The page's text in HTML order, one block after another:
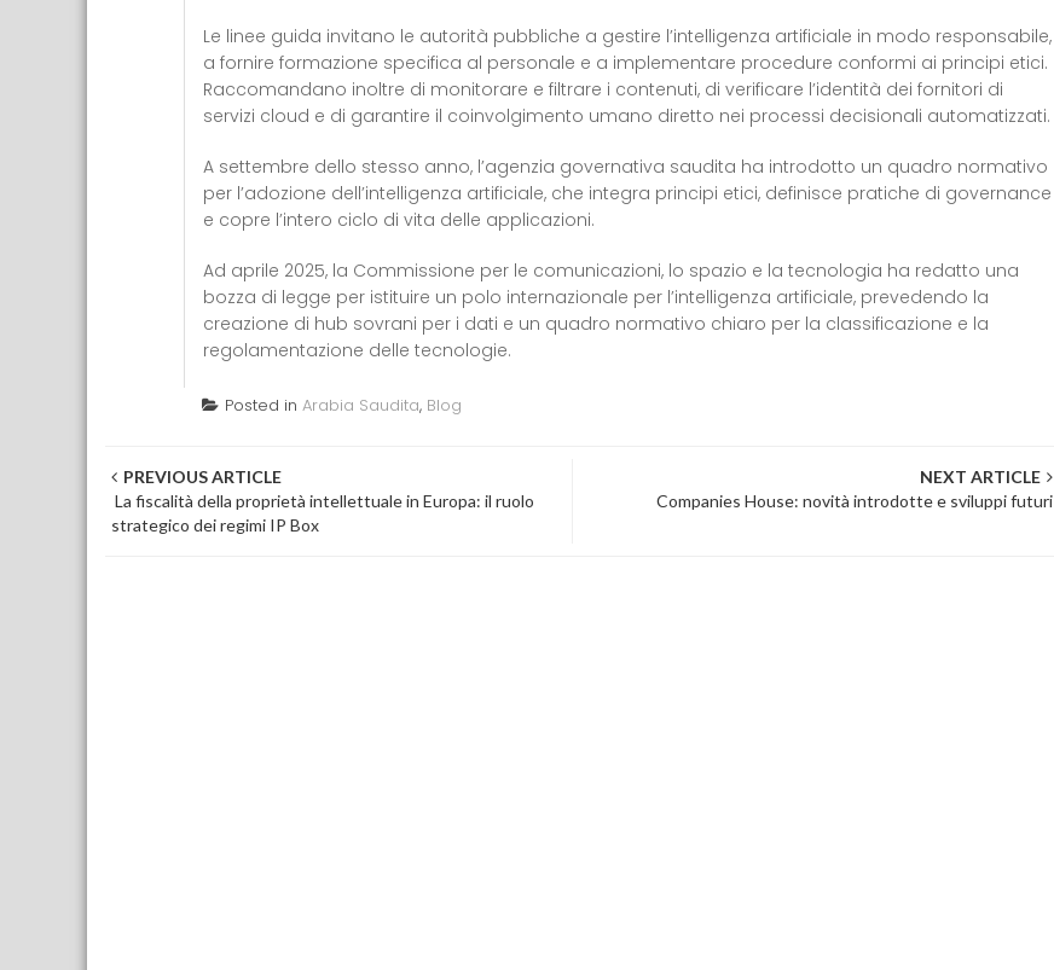
Le linee guida invitano le autorità pubbliche a gestire l’intelligenza artificiale in modo responsabile,
a fornire formazione specifica al personale e a implementare procedure conformi ai principi etici.
Raccomandano inoltre di monitorare e filtrare i contenuti, di verificare l’identità dei fornitori di
servizi cloud e di garantire il coinvolgimento umano diretto nei processi decisionali automatizzati.
A settembre dello stesso anno, l’agenzia governativa saudita ha introdotto un quadro normativo
per l’adozione dell’intelligenza artificiale, che integra principi etici, definisce pratiche di governance
e copre l’intero ciclo di vita delle applicazioni.
Ad aprile 2025, la Commissione per le comunicazioni, lo spazio e la tecnologia ha redatto una
bozza di legge per istituire un polo internazionale per l’intelligenza artificiale, prevedendo la
creazione di hub sovrani per i dati e un quadro normativo chiaro per la classificazione e la
regolamentazione delle tecnologie.
Posted in Arabia Saudita, Blog
Post navigation
PREVIOUS ARTICLE
La fiscalità della proprietà intellettuale in Europa: il ruolo
strategico dei regimi IP Box
NEXT ARTICLE
Companies House: novità introdotte e sviluppi futuri